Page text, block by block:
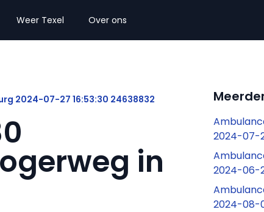
Weer Texel Over ons
2024-07-27 16:53:30 24638832
in
2024-07-
2024-06-
2024-08-